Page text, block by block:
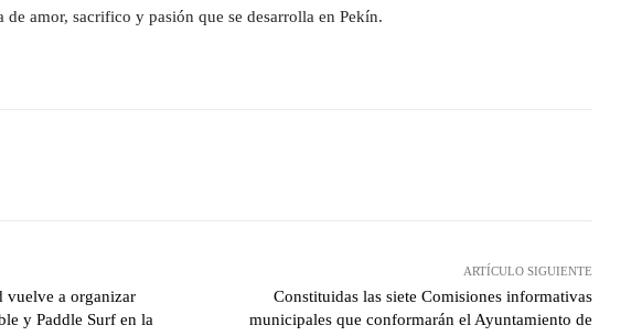
de amor, sacrifico y pasión que se desarrolla en Pekín.
vuelve a organizar
y Paddle Surf en la
ARTÍCULO SIGUIENTE
Constituidas las siete Comisiones informativas
municipales que conformarán el Ayuntamiento de